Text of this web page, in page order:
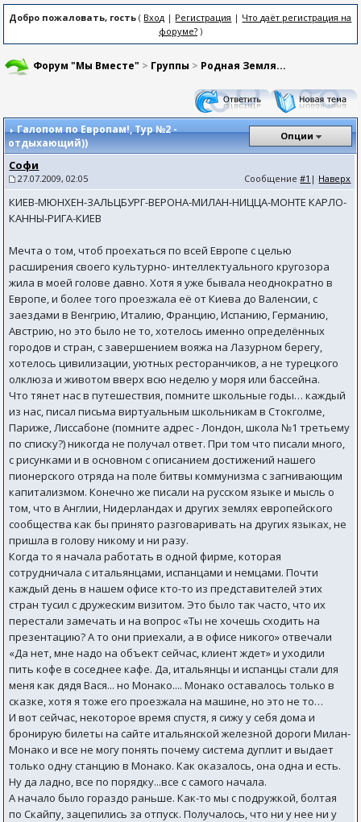
Добро пожаловать, гость ( Вход | Регистрация | Что даёт регистрация на
форуме?)
Форум "Мы Вместе" > Группы > Родная Земля...
Галопом по Европам!, Тур №2 -
отдыхающий))
Опции
Софи
27.07.2009, 02:05 Сообщение#1 | Наверх
КИЕВ-МЮНХЕН-ЗАЛЬЦБУРГ-ВЕРОНА-МИЛАН-НИЦЦА-МОНТЕ КАРЛО-
КАННЫ-РИГА-КИЕВ
Мечта о том, чтоб проехаться по всей Европе с целью
расширения своего культурно- интеллектуального кругозора
жила в моей голове давно. Хотя я уже бывала неоднократно в
Европе, и более того проезжала её от Киева до Валенсии, с
заездами в Венгрию, Италию, Францию, Испанию, Германию,
Австрию, но это было не то, хотелось именно определённых
городов и стран, с завершением вояжа на Лазурном берегу,
хотелось цивилизации, уютных ресторанчиков, а не турецкого
олклюза и животом вверх всю неделю у моря или бассейна.
Что тянет нас в путешествия, помните школьные годы… каждый
из нас, писал письма виртуальным школьникам в Стокголме,
Париже, Лиссабоне (помните адрес - Лондон, школа №1 третьему
по списку?) никогда не получал ответ. При том что писали много,
с рисунками и в основном с описанием достижений нашего
пионерского отряда на поле битвы коммунизма с загнивающим
капитализмом. Конечно же писали на русском языке и мысль о
том, что в Англии, Нидерландах и других землях европейского
сообщества как бы принято разговаривать на других языках, не
пришла в голову никому и ни разу.
Когда то я начала работать в одной фирме, которая
сотрудничала с итальянцами, испанцами и немцами. Почти
каждый день в нашем офисе кто-то из представителей этих
стран тусил с дружеским визитом. Это было так часто, что их
перестали замечать и на вопрос «Ты не хочешь сходить на
презентацию? А то они приехали, а в офисе никого» отвечали
«Да нет, мне надо на объект сейчас, клиент ждет» и уходили
пить кофе в соседнее кафе. Да, итальянцы и испанцы стали для
меня как дядя Вася... но Монако.... Монако оставалось только в
сказке, хотя я тоже его проезжала на машине, но это не то…
И вот сейчас, некоторое время спустя, я сижу у себя дома и
бронирую билеты на сайте итальянской железной дороги Милан-
Монако и все не могу понять почему система дуплит и выдает
только одну станцию в Монако. Как оказалось, она одна и есть.
Ну да ладно, все по порядку...все с самого начала.
А начало было гораздо раньше. Как-то мы с подружкой, болтая
по Скайпу, зацепились за отпуск. Получалось, что ни у нее ни у